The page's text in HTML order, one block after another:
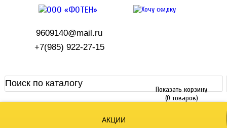
9609140@mail.ru
+7(985) 922-27-15
Показать корзину
(0 товаров)
АКЦИИ